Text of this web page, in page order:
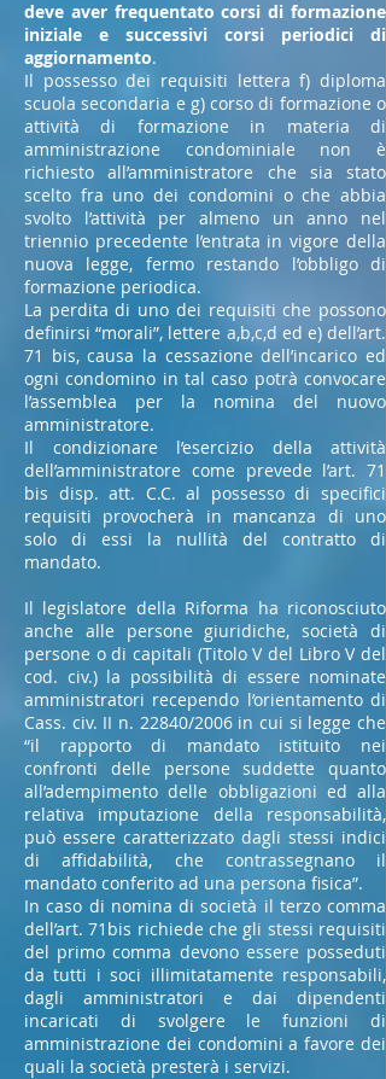
deve aver frequentato corsi di formazione
iniziale e successivi corsi periodici di
aggiornamento.
Il possesso dei requisiti lettera f) diploma
scuola secondaria e g) corso di formazione o
attività di formazione in materia di
amministrazione condominiale non è
richiesto all’amministratore che sia stato
scelto fra uno dei condomini o che abbia
svolto l’attività per almeno un anno nel
triennio precedente l’entrata in vigore della
nuova legge, fermo restando l’obbligo di
formazione periodica.
La perdita di uno dei requisiti che possono
definirsi “morali”, lettere a,b,c,d ed e) dell’art.
71 bis, causa la cessazione dell’incarico ed
ogni condomino in tal caso potrà convocare
l’assemblea per la nomina del nuovo
amministratore.
Il condizionare l’esercizio della attività
dell’amministratore come prevede l’art. 71
bis disp. att. C.C. al possesso di specifici
requisiti provocherà in mancanza di uno
solo di essi la nullità del contratto di
mandato.
Il legislatore della Riforma ha riconosciuto
anche alle persone giuridiche, società di
persone o di capitali (Titolo V del Libro V del
cod. civ.) la possibilità di essere nominate
amministratori recependo l’orientamento di
Cass. civ. II n. 22840/2006 in cui si legge che
“il rapporto di mandato istituito nei
confronti delle persone suddette quanto
all’adempimento delle obbligazioni ed alla
relativa imputazione della responsabilità,
può essere caratterizzato dagli stessi indici
di affidabilità, che contrassegnano il
mandato conferito ad una persona fisica”.
In caso di nomina di società il terzo comma
dell’art. 71bis richiede che gli stessi requisiti
del primo comma devono essere posseduti
da tutti i soci illimitatamente responsabili,
dagli amministratori e dai dipendenti
incaricati di svolgere le funzioni di
amministrazione dei condomini a favore dei
quali la società presterà i servizi.